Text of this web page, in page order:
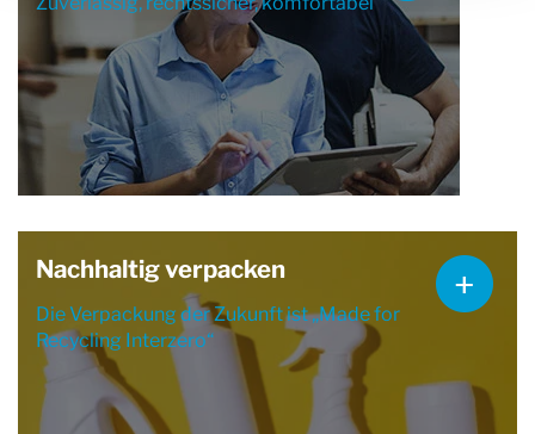
Nachhaltig verpacken
Die Verpackung der Zukunft ist „Made for
Recycling Interzero“